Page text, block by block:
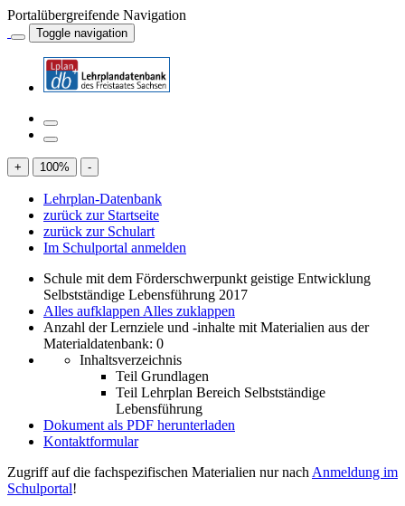
Portalübergreifende Navigation
Toggle navigation
+ 100% -
Lehrplan-Datenbank
zurück zur Startseite
zurück zur Schulart
Im Schulportal anmelden
Schule mit dem Förderschwerpunkt geistige Entwicklung
Selbstständige Lebensführung 2017
Alles aufklappen Alles zuklappen
Anzahl der Lernziele und -inhalte mit Materialien aus der
Materialdatenbank: 0
Inhaltsverzeichnis
Teil Grundlagen
Teil Lehrplan Bereich Selbstständige
Lebensführung
Dokument als PDF herunterladen
Kontaktformular
Zugriff auf die fachspezifischen Materialien nur nach Anmeldung im
Schulportal!